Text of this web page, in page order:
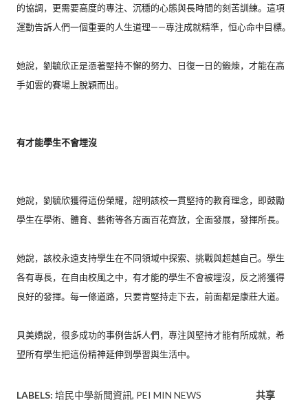
的協調，更需要高度的專注、 沉穩的心態與長時間的刻苦訓練。 這項
運動告訴人們一個重要的人生道理——專注成就精準， 恒心命中目標。
她說，劉毓欣正是憑著堅持不懈的努力、日復一日的鍛煉， 才能在高
手如雲的賽場上脫穎而出。
有才能學生不會埋沒
她說，劉毓欣獲得這份榮耀，證明該校一貫堅持的教育理念， 即鼓勵
學生在學術、體育、藝術等各方面百花齊放，全面發展， 發揮所長。
她說，該校永遠支持學生在不同領域中探索、挑戰與超越自己。 學生
各有專長，在自由校風之中，有才能的學生不會被埋沒， 反之將獲得
良好的發揮。每一條道路，只要肯堅持走下去， 前面都是康莊大道。
貝美嬌說，很多成功的事例告訴人們，專注與堅持才能有所成就， 希
望所有學生把這份精神延伸到學習與生活中。
LABELS: 培民中學新聞資訊 PEI MIN NEWS 共享